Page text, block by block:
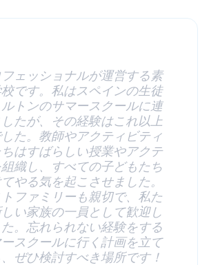
ェッショナルが運営する素
です。私はスペインの生徒
トンのサマースクールに連
たが、その経験はこれ以上
た。教師やアクティビティ
ちはすばらしい授業やアクテ
織し、すべての子どもたち
やる気を起こさせました。
ファミリーも親切で、私た
い家族の一員として歓迎し
。忘れられない経験をする
スクールに行く計画を立て
ぜひ検討すべき場所です！